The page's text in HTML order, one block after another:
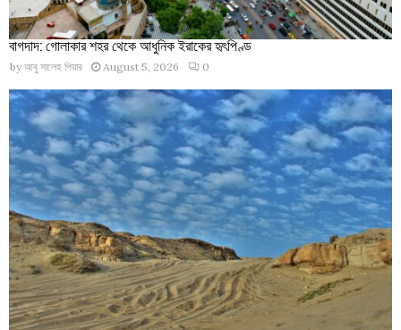
বাগদাদ: গোলাকার শহর থেকে আধুনিক ইরাকের হৃৎপিণ্ড
by আবু সালেহ পিয়ার August 5, 2026 0